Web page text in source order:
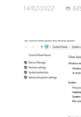
14/02/2022